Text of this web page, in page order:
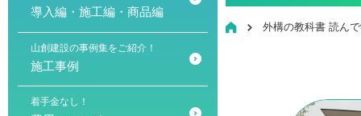
導入編・施工編・商品編
山創建設の事例集をご紹介！
施工事例
着手金なし！
HOME外構の教科書 読ん